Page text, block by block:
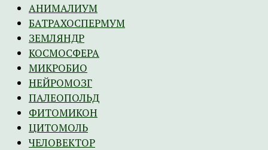
АНИМАЛИУМ
БАТРАХОСПЕРМУМ
ЗЕМЛЯНДР
КОСМОСФЕРА
МИКРОБИО
НЕЙРОМОЗГ
ПАЛЕОПОЛЬД
ФИТОМИКОН
ЦИТОМОЛЬ
ЧЕЛОВЕКТОР